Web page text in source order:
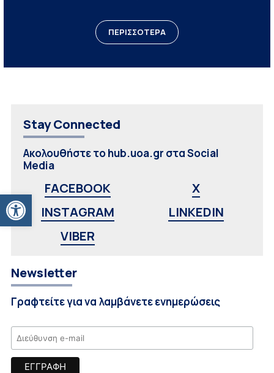
Ανοίξτε τη γραμμή εργαλείων
ΠΕΡΙΣΣΟΤΕΡΑ
Stay Connected
Ακολουθήστε το hub.uoa.gr στα Social
Media
FACEBOOK
X
INSTAGRAM
LINKEDIN
VIBER
Newsletter
Γραφτείτε για να λαμβάνετε ενημερώσεις